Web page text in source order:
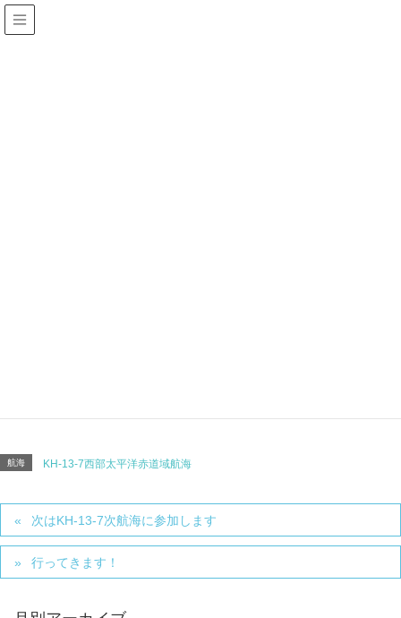
航海 KH-13-7西部太平洋赤道域航海
次はKH-13-7次航海に参加します
行ってきます！